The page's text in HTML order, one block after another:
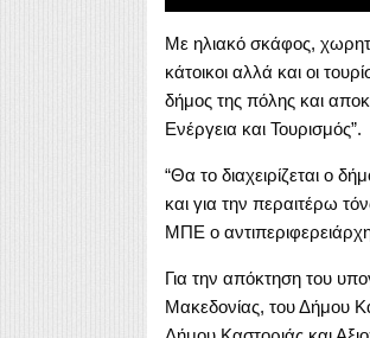
Με ηλιακό σκάφος,
κάτοικοι αλλά και οι
δήμος της πόλης και
Ενέργεια και Τουρισμός”.
“Θα το διαχειρίζεται ο
και για την περαιτέρω
ΜΠΕ ο
Για την απόκτηση του
Μακεδονίας, του Δήμου